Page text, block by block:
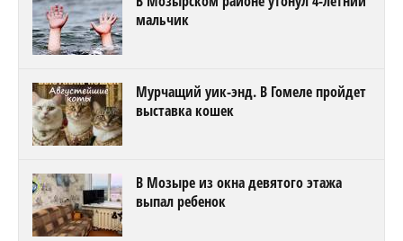
мальчик
Мурчащий уик-энд. В Гомеле пройдет
выставка кошек
В Мозыре из окна девятого этажа
выпал ребенок